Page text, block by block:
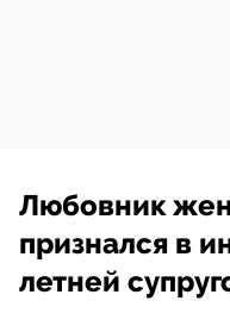
Любовник
признался в
летней